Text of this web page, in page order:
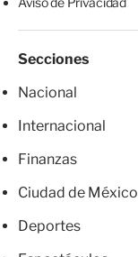
Secciones
Nacional
Internacional
Finanzas
Ciudad de México
Deportes